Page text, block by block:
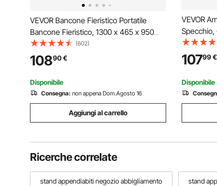
VEVOR Bancone Fieristico Portatile
Bancone Fieristico, 1300 x 465 x 950
mm Stand Fieristico Banco Espositivo,
Tavolo da Bar Pieghevole Promozionale
al Dettaglio, Podio Pop-up con Ripiano
(602)
10890€
Disponibile
Consegna: non appena Dom.Agosto 16
Aggiungi al carrello
VEVOR
Specchio,
Materiale
Letto
10799€
Disponibile
Ricerche correlate
stand appendiabiti negozio abbigliamento stand